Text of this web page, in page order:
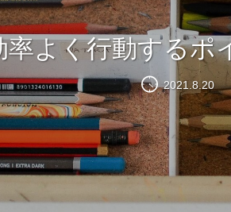
率よく行動するポ
2021.8.20